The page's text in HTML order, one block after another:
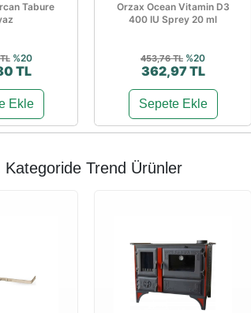
Tabure
%20
TL
Ekle
Orzax Ocean Vitamin D3
400 IU Sprey 20 ml
453,76 TL %20
362,97 TL
Sepete Ekle
Kategoride Trend Ürünler